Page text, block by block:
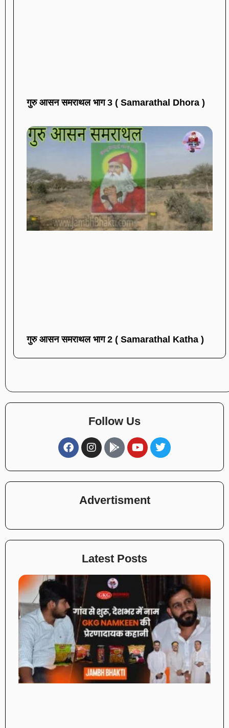
गुरु आसन समराथल भाग 3 ( Samarathal Dhora )
गुरु आसन समराथल भाग 2 ( Samarathal Katha )
Follow Us
Advertisment
Latest Posts